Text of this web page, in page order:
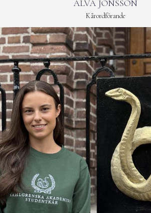
ALVA JONSSON
Kårordförande